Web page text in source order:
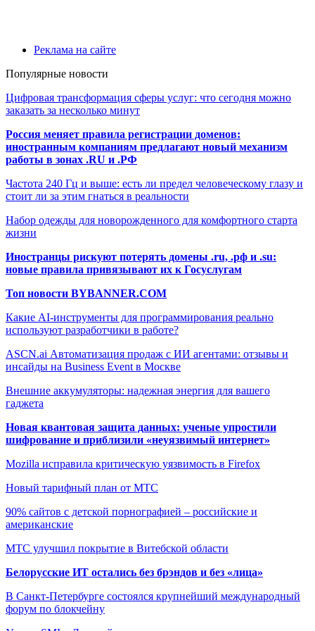
Реклама на сайте
Популярные новости
Цифровая трансформация сферы услуг: что сегодня можно
заказать за несколько минут
Россия меняет правила регистрации доменов:
иностранным компаниям предлагают новый механизм
работы в зонах .RU и .РФ
Частота 240 Гц и выше: есть ли предел человеческому глазу и
стоит ли за этим гнаться в реальности
Набор одежды для новорожденного для комфортного старта
жизни
Иностранцы рискуют потерять домены .ru, .рф и .su:
новые правила привязывают их к Госуслугам
Топ новости BYBANNER.COM
Какие AI-инструменты для программирования реально
используют разработчики в работе?
ASCN.ai Автоматизация продаж с ИИ агентами: отзывы и
инсайды на Business Event в Москве
Внешние аккумуляторы: надежная энергия для вашего
гаджета
Новая квантовая защита данных: ученые упростили
шифрование и приблизили «неуязвимый интернет»
Mozilla исправила критическую уязвимость в Firefox
Новый тарифный план от МТС
90% сайтов с детской порнографией – российские и
американские
МТС улучшил покрытие в Витебской области
Белорусские ИТ остались без брэндов и без «лица»
В Санкт-Петербурге состоялся крупнейший международный
форум по блокчейну